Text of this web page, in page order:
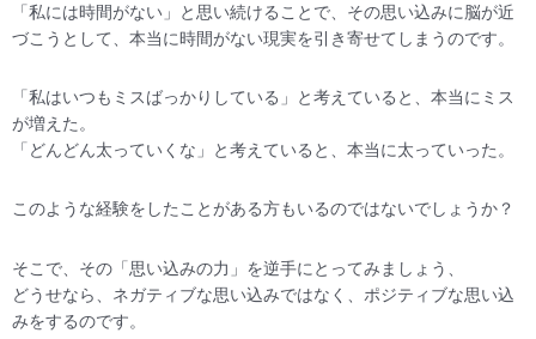
「私には時間がない」と思い続けることで、その思い込みに脳が近
づこうとして、本当に時間がない現実を引き寄せてしまうのです。
「私はいつもミスばっかりしている」と考えていると、本当にミス
が増えた。
「どんどん太っていくな」と考えていると、本当に太っていった。
このような経験をしたことがある方もいるのではないでしょうか？
そこで、その「思い込みの力」を逆手にとってみましょう、
どうせなら、ネガティブな思い込みではなく、ポジティブな思い込
みをするのです。